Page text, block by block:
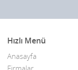
Hızlı Menü
Anasayfa